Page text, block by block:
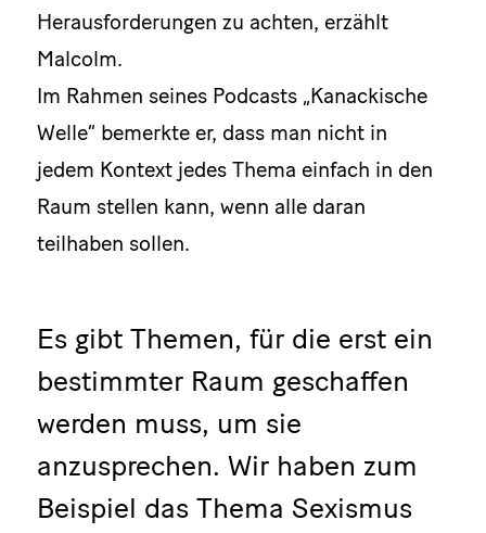
Herausforderungen zu achten, erzählt
Malcolm.
Im Rahmen seines Podcasts „Kanackische
Welle“ bemerkte er, dass man nicht in
jedem Kontext jedes Thema einfach in den
Raum stellen kann, wenn alle daran
teilhaben sollen.
Es gibt Themen, für die erst ein
bestimmter Raum geschaffen
werden muss, um sie
anzusprechen. Wir haben zum
Beispiel das Thema Sexismus